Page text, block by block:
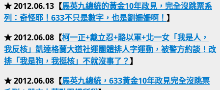
★ 2012.06.13【馬英九總統的黃金10年政見，完全沒跳票系
列：奇怪耶！633不只是數字，也是劉姍姍啊！ 】
★ 2012.06.08【柯一正+戴立忍+駱以軍+北一女「我是人，
我反核」凱達格蘭大道社運團體排人字運動，被警方約談！改
排「我是狗，我挺核」不就沒事了？】
★ 2012.06.08【馬英九總統，633黃金10年政見完全沒跳票